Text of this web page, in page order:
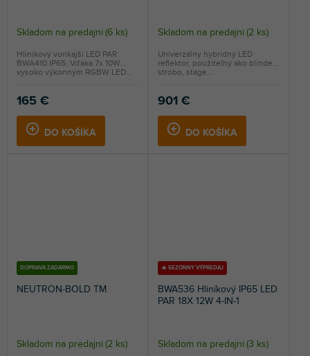
Skladom na predajni (6 ks)
165 €
DO KOŠÍKA
Hliníkový vonkajší LED PAR
BWA410 IP65. Vďaka 7x 10W
vysoko výkonným RGBW LED...
Skladom na predajni (2 ks)
901 €
DO KOŠÍKA
Univerzálny hybridný LED
reflektor, použiteľný ako blinder,
strobo, stage...
DOPRAVA ZADARMO
NEUTRON-BOLD TM
Skladom na predajni (2 ks)
🔥 SEZÓNNY VÝPREDAJ
BWA536 Hliníkový IP65 LED
PAR 18X 12W 4-IN-1
Skladom na predajni (3 ks)